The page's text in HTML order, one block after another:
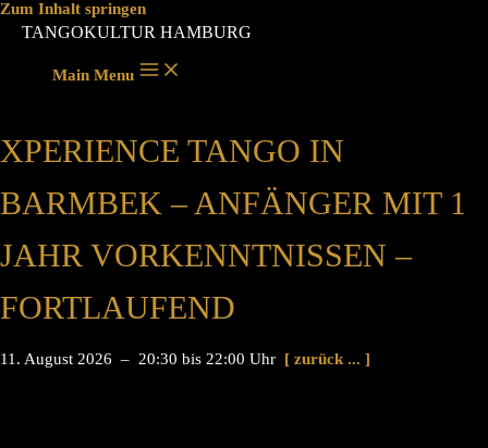
Zum Inhalt springen
TANGOKULTUR HAMBURG
Main Menu
XPERIENCE TANGO IN
BARMBEK – ANFÄNGER MIT 1
JAHR VORKENNTNISSEN –
FORTLAUFEND
11. August 2026 – 20:30 bis 22:00 Uhr [ zurück ... ]